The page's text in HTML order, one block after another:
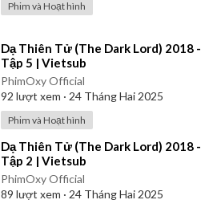
Phim và Hoạt hình
⁣Dạ Thiên Tử (The Dark Lord) 2018 -
Tập 5 | Vietsub
PhimOxy Official
92 lượt xem · 24 Tháng Hai 2025
Phim và Hoạt hình
⁣Dạ Thiên Tử (The Dark Lord) 2018 -
Tập 2 | Vietsub
PhimOxy Official
89 lượt xem · 24 Tháng Hai 2025